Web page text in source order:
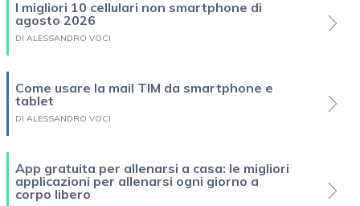
I migliori 10 cellulari non smartphone di
agosto 2026
DI ALESSANDRO VOCI
Come usare la mail TIM da smartphone e
tablet
DI ALESSANDRO VOCI
App gratuita per allenarsi a casa: le migliori
applicazioni per allenarsi ogni giorno a
corpo libero